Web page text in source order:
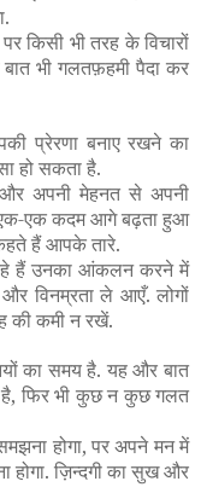
किसी भी तरह के विचारों
भी गलतफ़हमी पैदा कर
प्रेरणा बनाए रखने का
हो सकता है.
अपनी मेहनत से अपनी
एक-एक कदम आगे बढ़ता हुआ
हैं आपके तारे.
हैं उनका आंकलन करने में
विनम्रता ले आएँ. लोगों
की कमी न रखें.
का समय है. यह और बात
फिर भी कुछ न कुछ गलत
होगा, पर अपने मन में
होगा. ज़िन्दगी का सुख और